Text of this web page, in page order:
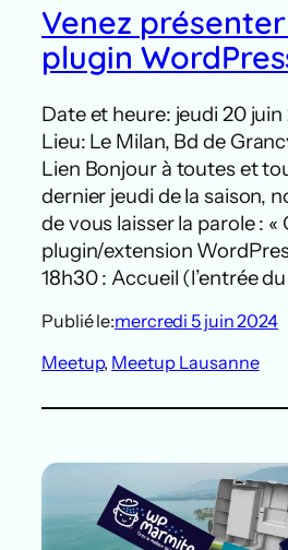
Venez
plugin
Date et heure: jeudi 20 juin
Lieu: Le Milan, Bd de
Lien Bonjour à toutes et
dernier jeudi de la saison,
de vous laisser la parole :
plugin/extension
18h30 : Accueil (l’entrée
Publié le:mercredi 5 juin 2024
Meetup, Meetup Lausanne